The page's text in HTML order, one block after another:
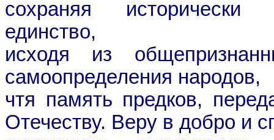
сохраняя исторически
единство,
исходя из
самоопределения народов,
чтя память предков,
Отечеству. Веру в добро и